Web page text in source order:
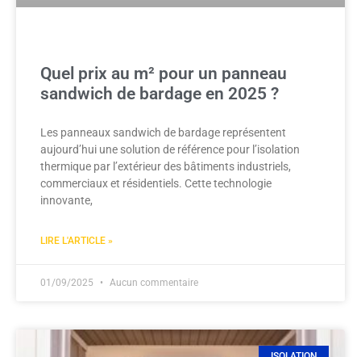
Quel prix au m² pour un panneau
sandwich de bardage en 2025 ?
Les panneaux sandwich de bardage représentent
aujourd’hui une solution de référence pour l’isolation
thermique par l’extérieur des bâtiments industriels,
commerciaux et résidentiels. Cette technologie
innovante,
LIRE L'ARTICLE »
01/09/2025 Aucun commentaire